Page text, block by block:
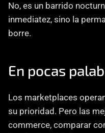
No, es un barrido
inmediatez, sino la
borre.
En pocas
Los marketplaces
su prioridad. Pero las
commerce, comparar